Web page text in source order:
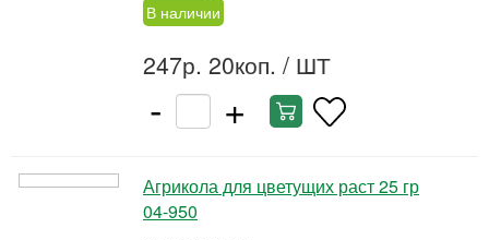
В наличии
247р. 20коп. / ШТ
- +
Агрикола для цветущих раст 25 гр
04-950